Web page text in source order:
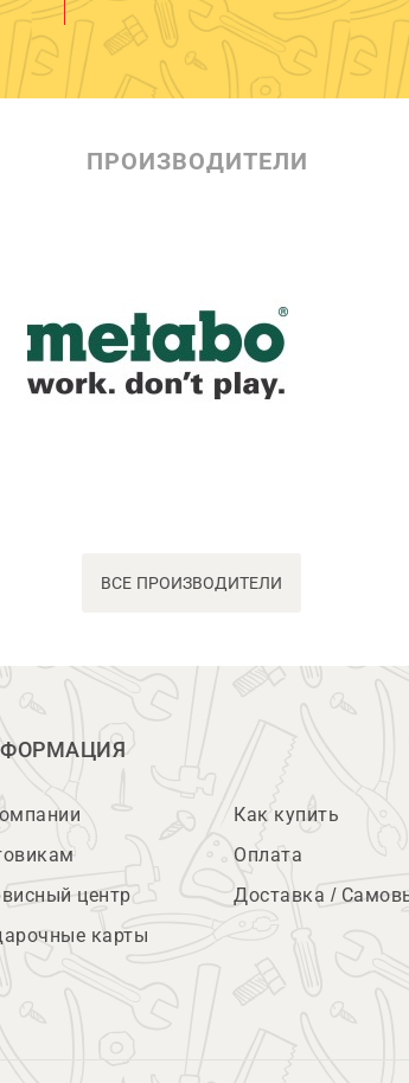
ПРОИЗВОДИТЕЛИ
ВСЕ ПРОИЗВОДИТЕЛИ
центр
карты
Как купить
Оплата
Доставка /